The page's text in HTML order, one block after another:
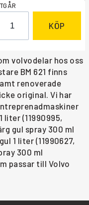
KÖP
volvodelar hos oss
BM 621 finns
renoverade
original. Vi har
liter (11990995,
gul spray 300 ml
1 liter (11990627,
300 ml
passar till Volvo